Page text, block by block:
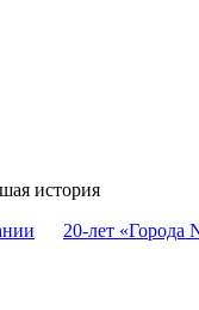
история
20-лет «Города